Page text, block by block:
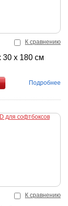
К сравнению
30 x 180 см
Подробнее
К сравнению